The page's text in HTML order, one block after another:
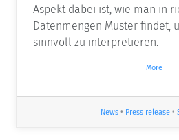
Aspekt dabei ist, wie man in
Datenmengen Muster findet,
sinnvoll zu interpretieren.
More
News • Press release •